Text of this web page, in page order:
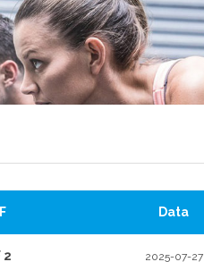
Data
2 2025-07-27